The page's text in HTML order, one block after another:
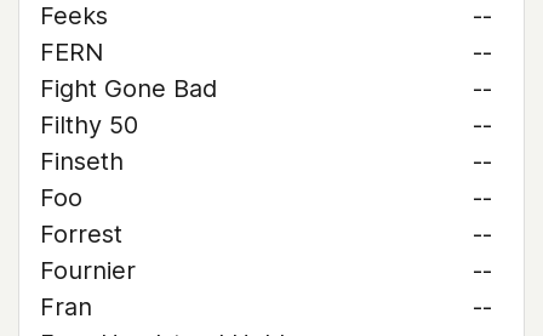
Feeks
--
FERN
--
Fight Gone Bad
--
Filthy 50
--
Finseth
--
Foo
--
Forrest
--
Fournier
--
Fran
--